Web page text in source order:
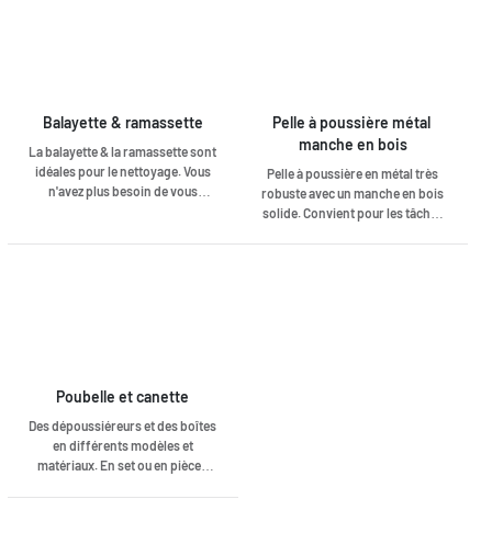
Balayette & ramassette
La balayette & la ramassette sont
idéales pour le nettoyage. Vous
n'avez plus besoin de vous
l'extérieur.
Pelle à poussière métal
manche en bois
Pelle à poussière en métal très
robuste avec un manche en bois
solide. Convient pour les tâches
Poubelle et canette
Des dépoussiéreurs et des boîtes
en différents modèles et
matériaux. En set ou en pièces